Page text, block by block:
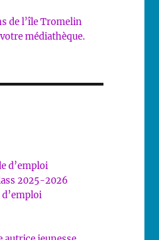
de l’île Tromelin
médiathèque.
d’emploi
2025-2026
d’emploi